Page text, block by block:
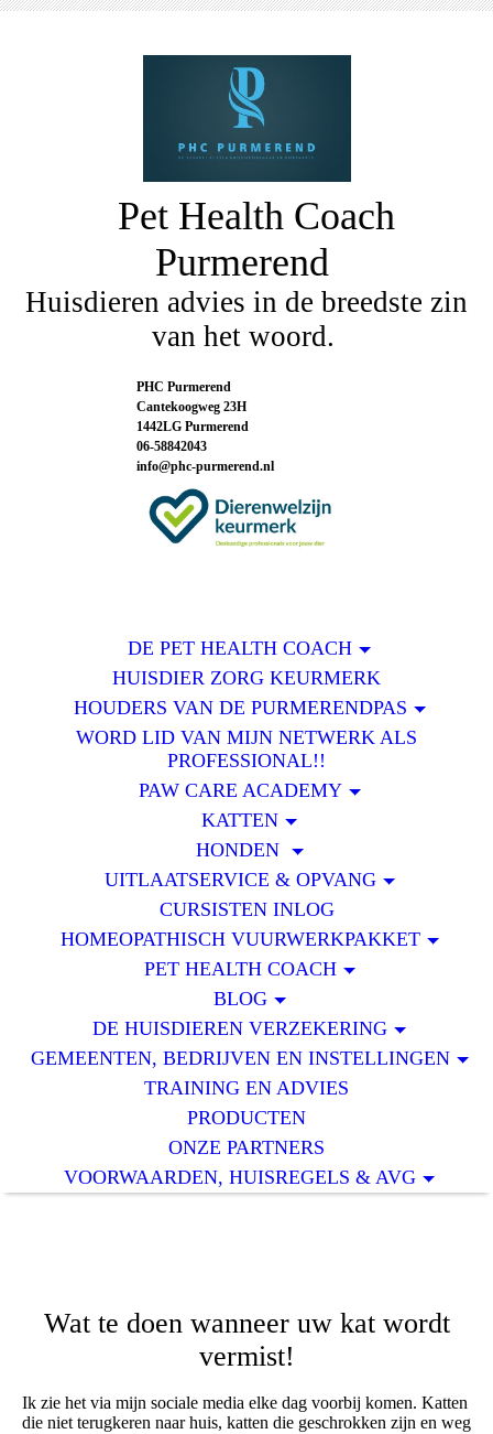
Pet Health Coach
Purmerend
Huisdieren advies in de breedste zin
van het woord.
PHC Purmerend
Cantekoogweg 23H
1442LG Purmerend
06-58842043
info@phc-purmerend.nl
DE PET HEALTH COACH
HUISDIER ZORG KEURMERK
HOUDERS VAN DE PURMERENDPAS
WORD LID VAN MIJN NETWERK ALS
PROFESSIONAL!!
PAW CARE ACADEMY
KATTEN
HONDEN
UITLAATSERVICE & OPVANG
CURSISTEN INLOG
HOMEOPATHISCH VUURWERKPAKKET
PET HEALTH COACH
BLOG
DE HUISDIEREN VERZEKERING
GEMEENTEN, BEDRIJVEN EN INSTELLINGEN
TRAINING EN ADVIES
PRODUCTEN
ONZE PARTNERS
VOORWAARDEN, HUISREGELS & AVG
Wat te doen wanneer uw kat wordt
vermist!
Ik zie het via mijn sociale media elke dag voorbij komen. Katten
die niet terugkeren naar huis, katten die geschrokken zijn en weg